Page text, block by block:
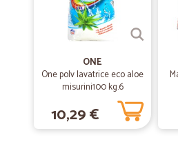
ONE
One polv lavatrice eco aloe
misurini100 kg.6
10,29 €